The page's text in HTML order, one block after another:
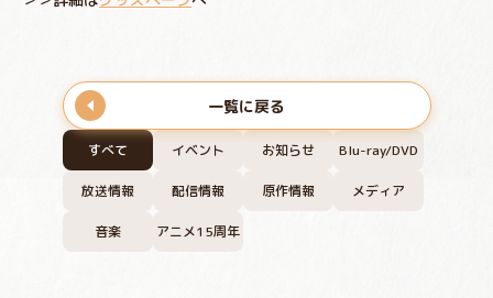
すべて イベント お知らせ Blu-ray/DVD
放送情報 配信情報 原作情報 メディア
音楽 アニメ15周年
一覧に戻る